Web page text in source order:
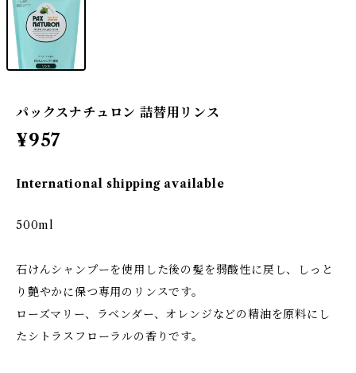
パックスナチュロン 詰替用リンス
¥957
International shipping available
500ml
石けんシャンプーを使用した後の髪を弱酸性に戻し、しっと
り艶やかに保つ専用のリンスです。
ローズマリー、ラベンダー、オレンジなどの精油を原料にし
たシトラスフローラルの香りです。